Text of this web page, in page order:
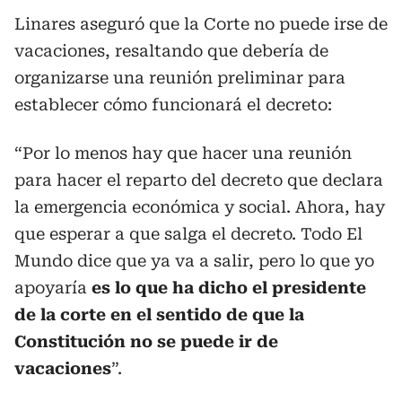
Linares aseguró que la Corte no puede irse de
vacaciones, resaltando que debería de
organizarse una reunión preliminar para
establecer cómo funcionará el decreto:
“Por lo menos hay que hacer una reunión
para hacer el reparto del decreto que declara
la emergencia económica y social. Ahora, hay
que esperar a que salga el decreto. Todo El
Mundo dice que ya va a salir, pero lo que yo
apoyaría es lo que ha dicho el presidente
de la corte en el sentido de que la
Constitución no se puede ir de
vacaciones”.